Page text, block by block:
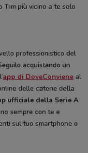
Tim più vicino a te solo
professionistico del
acquistando un
app di DoveConviene al
delle catene della
ufficiale della Serie A
sempre con te e
sul tuo smartphone o